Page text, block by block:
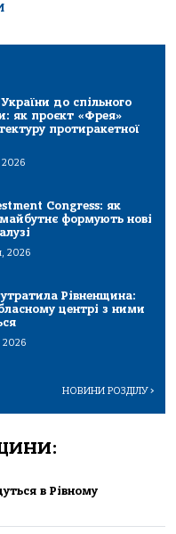
до спільного
як проєкт «Фрея»
протиракетної
2026
Congress: як
майбутнє формують нові
2026
Рівненщина:
центрі з ними
2026
НОВИНИ РОЗДІЛУ>
в Рівному